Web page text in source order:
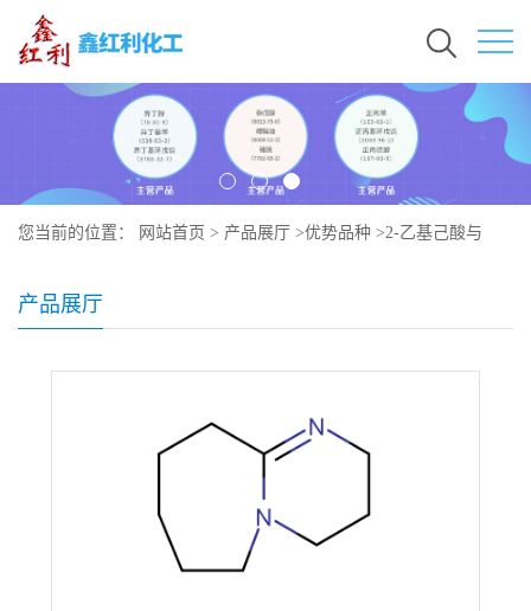
您当前的位置： 网站首页 > 产品展厅 >优势品种 >2-乙基己酸与
产品展厅